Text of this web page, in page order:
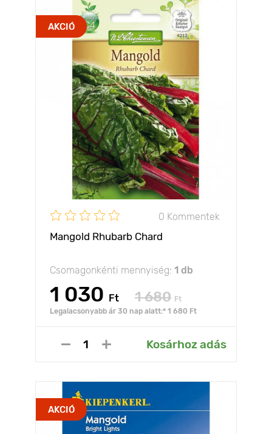
AKCIÓ
0 Kommentek
Mangold Rhubarb Chard
Csomagonkénti mennyiség: 1 db
1 030 Ft 1 680 Ft
Legalacsonyabb ár 30 nap alatt:* 1 680 Ft
Kosárhoz adás
AKCIÓ